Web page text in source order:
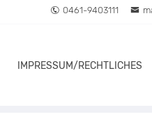
0461-9403111
IMPRESSUM/RECHTLICHES